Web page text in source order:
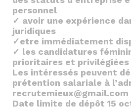
personnel
✓ avoir une expérience
juridiques
✓etre immédiatement
✓ les candidatures
prioritaires et privilégiées
Les intéressés peuvent
prétention salariale à
recrutemieux@gmail.com
Date limite de dépôt 15